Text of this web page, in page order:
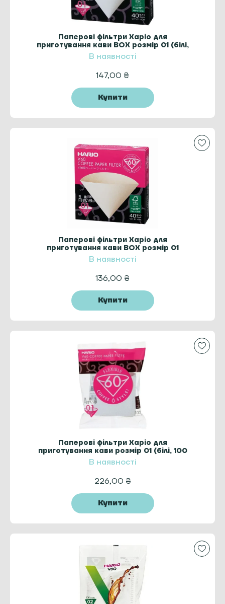
Паперові фільтри Харіо для
приготування кави BOX розмір 01 (білі,
40 шт.)
В наявності
147,00 ₴
Купити
Паперові фільтри Харіо для
приготування кави BOX розмір 01
(натуральні, 40 шт.)
В наявності
136,00 ₴
Купити
Паперові фільтри Харіо для
приготування кави розмір 01 (білі, 100
шт.)
В наявності
226,00 ₴
Купити